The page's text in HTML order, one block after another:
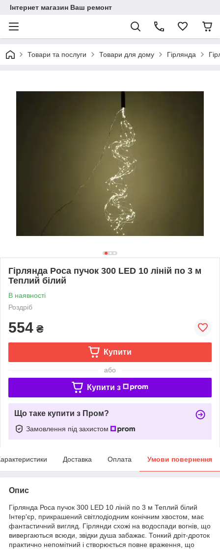
Інтернет магазин Ваш ремонт
Товари та послуги Товари для дому Гірлянда
Гірлянда Роса пучок 300 LED 10 ліній по 3 м
Теплий білий
В наявності
Роздріб
554 ₴
Купити
або
Купити з
Що таке купити з Пром?
Замовлення під захистом
Доставка Оплата Умови повернення
Опис
Гірлянда Роса пучок 300 LED 10 ліній по 3 м Теплий білий
Інтер'єр, прикрашений світлодіодним конічним хвостом, має
фантастичний вигляд. Гірлянди схожі на водоспади вогнів, що
вивергаються всюди, звідки душа забажає. Тонкий дріт-дроток
практично непомітний і створюється повне враження, що